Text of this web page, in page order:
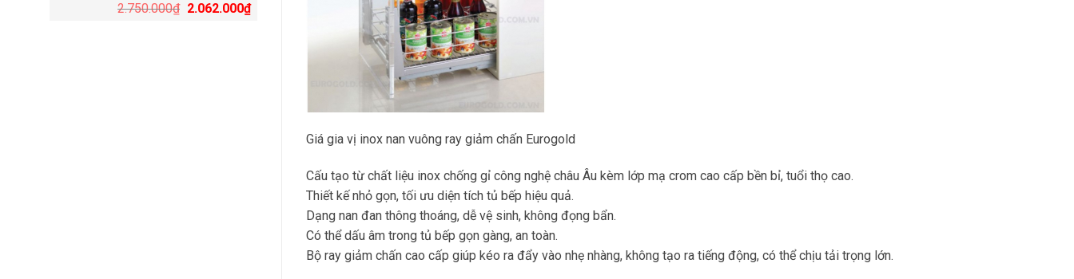
2.750.000₫ 2.062.000₫
Giá gia vị inox nan vuông ray giảm chấn Eurogold
Cấu tạo từ chất liệu inox chống gỉ công nghệ châu Âu kèm lớp mạ crom cao cấp bền bỉ, tuổi thọ cao.
Thiết kế nhỏ gọn, tối ưu diện tích tủ bếp hiệu quả.
Dạng nan đan thông thoáng, dễ vệ sinh, không đọng bẩn.
Có thể dấu âm trong tủ bếp gọn gàng, an toàn.
Bộ ray giảm chấn cao cấp giúp kéo ra đẩy vào nhẹ nhàng, không tạo ra tiếng động, có thể chịu tải trọng lớn.